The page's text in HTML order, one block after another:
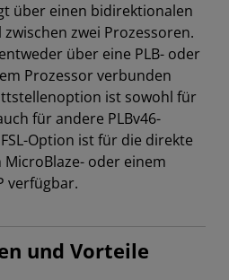
über einen bidirektionalen
zwei Prozessoren.
über eine PLB- oder
Prozessor verbunden
ist sowohl für
für andere PLBv46-
Option ist für die direkte
oder einem
verfügbar.
und Vorteile